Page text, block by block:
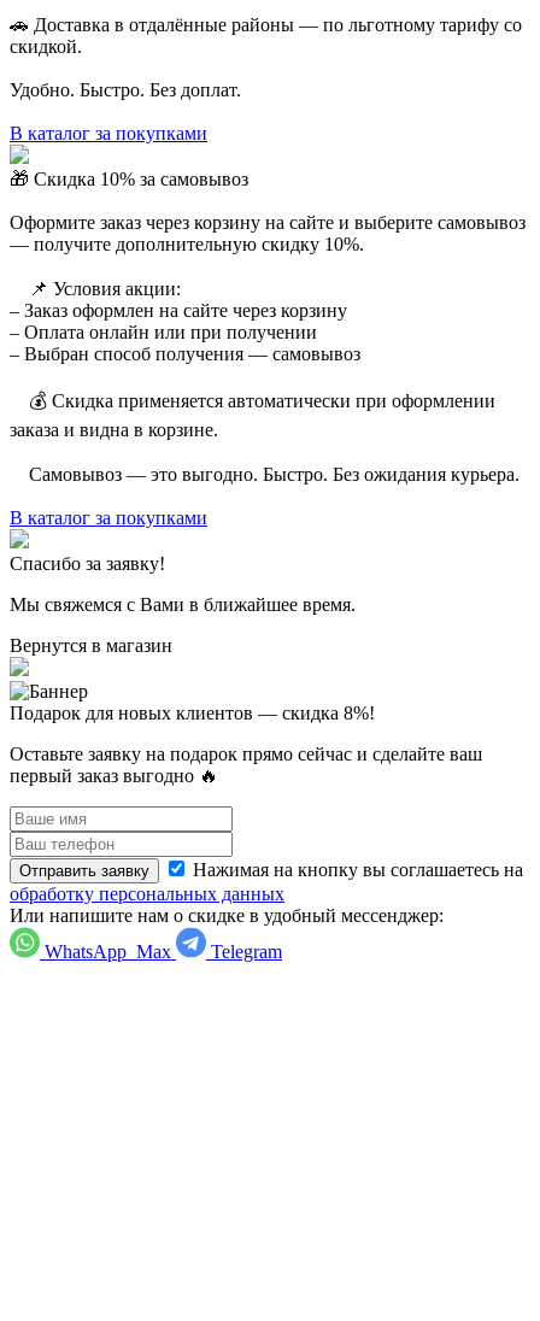
🚗 Доставка в отдалённые районы — по льготному тарифу со
скидкой.
Удобно. Быстро. Без доплат.
В каталог за покупками
🎁 Скидка 10% за самовывоз
Оформите заказ через корзину на сайте и выберите самовывоз
— получите дополнительную скидку 10%.
⠀ 📌 Условия акции:
– Заказ оформлен на сайте через корзину
– Оплата онлайн или при получении
– Выбран способ получения — самовывоз
⠀ 💰 Скидка применяется автоматически при оформлении
заказа и видна в корзине.
⠀ Самовывоз — это выгодно. Быстро. Без ожидания курьера.
В каталог за покупками
Спасибо за заявку!
Мы свяжемся с Вами в ближайшее время.
Вернутся в магазин
Подарок для новых клиентов — скидка 8%!
Оставьте заявку на подарок прямо сейчас и сделайте ваш
первый заказ выгодно 🔥
Отправить заявку
Нажимая на кнопку вы соглашаетесь на
обработку персональных данных
Или напишите нам о скидке в удобный мессенджер:
WhatsApp Max Telegram